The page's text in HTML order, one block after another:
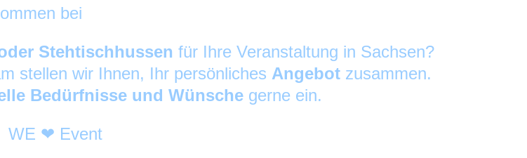
bei
Stehtischhussen für Ihre Veranstaltung in Sachsen?
stellen wir Ihnen, Ihr persönliches Angebot zusammen.
Bedürfnisse und Wünsche gerne ein.
WE ❤ Event